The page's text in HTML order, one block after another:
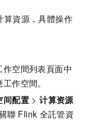
算資源，具體操作
作空間列表頁面中
作空間。
间配置 >计算资源
聯 Flink 全託管資